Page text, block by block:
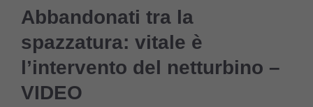
Abbandonati tra la
spazzatura: vitale è
l’intervento del netturbino –
VIDEO